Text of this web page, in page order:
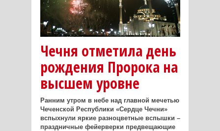
Чечня отметила день
рождения Пророка на
высшем уровне
Ранним утром в небе над главной мечетью
Чеченской Республики «Сердце Чечни»
вспыхнули яркие разноцветные вспышки –
праздничные фейерверки предвещающие